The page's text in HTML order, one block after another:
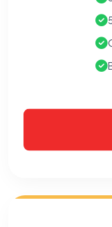
Cookies
Nous aident à
(pages visitées,
anonymisées via
mesurer l'efficacité
pixels 2026 / FAQ